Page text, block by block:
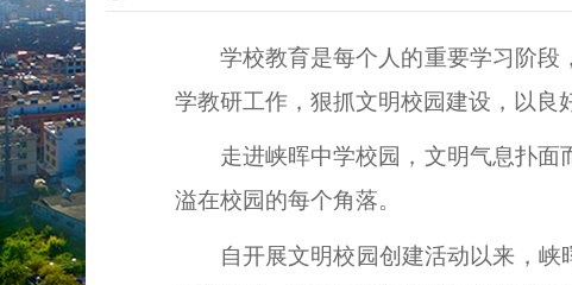
学校教育是每个人的重要学习阶
学教研工作，狠抓文明校园建设，以良
走进峡晖中学校园，文明气息扑
溢在校园的每个角落。
自开展文明校园创建活动以来，